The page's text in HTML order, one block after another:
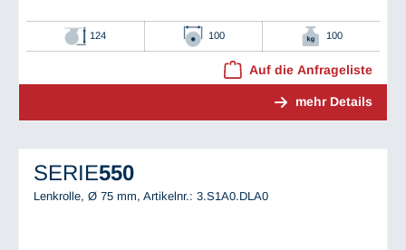
124 100 100
Auf die Anfrageliste
mehr Details
SERIE550
Lenkrolle, Ø 75 mm, Artikelnr.: 3.S1A0.DLA0